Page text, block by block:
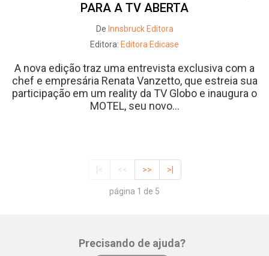
PARA A TV ABERTA
De Innsbruck Editora
Editora: Editora Edicase
A nova edição traz uma entrevista exclusiva com a
chef e empresária Renata Vanzetto, que estreia sua
participação em um reality da TV Globo e inaugura o
MOTEL, seu novo...
|< << >> >|
página 1 de 5
Precisando de ajuda?